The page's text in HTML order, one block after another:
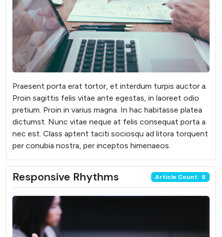
Praesent porta erat tortor, et interdum turpis auctor a.
Proin sagittis felis vitae ante egestas, in laoreet odio
pretium. Proin in varius magna. In hac habitasse platea
dictumst. Nunc vitae neque at felis consequat porta a
nec est. Class aptent taciti sociosqu ad litora torquent
per conubia nostra, per inceptos himenaeos.
Responsive Rhythms Article Count: 8